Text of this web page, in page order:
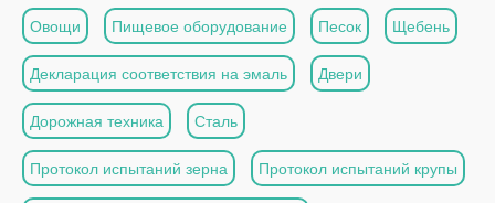
Овощи Пищевое оборудование Песок Щебень
Декларация соответствия на эмаль Двери
Дорожная техника Сталь
Протокол испытаний зерна Протокол испытаний крупы